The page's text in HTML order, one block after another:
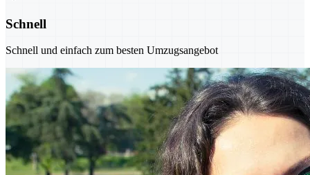
Schnell
Schnell und einfach zum besten Umzugsangebot